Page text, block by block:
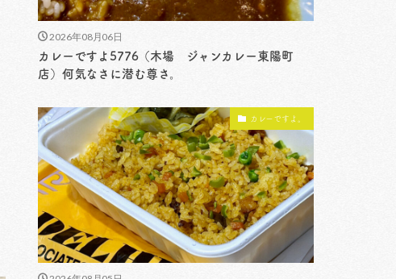
2026年08月06日
カレーですよ5776（木場 ジャンカレー東陽町
店）何気なさに潜む尊さ。
カレーですよ。